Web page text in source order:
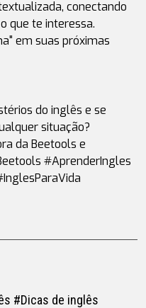
conectando
que te interessa.
em suas próximas
do inglês e se
situação?
da Beetools e
#AprenderIngles
#Dicas de inglês